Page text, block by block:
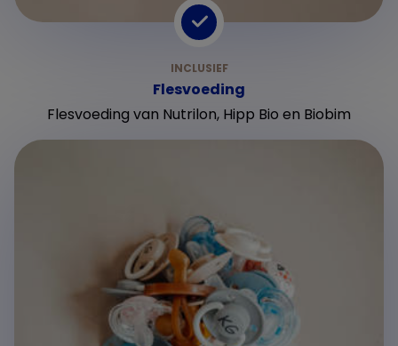
Flesvoeding
Flesvoeding van Nutrilon, Hipp Bio en Biobim